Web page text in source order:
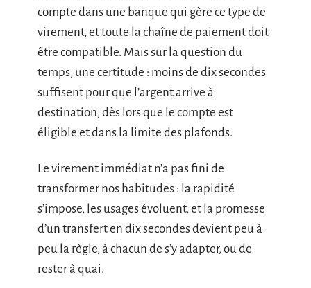
compte dans une banque qui gère ce type de
virement, et toute la chaîne de paiement doit
être compatible. Mais sur la question du
temps, une certitude : moins de dix secondes
suffisent pour que l’argent arrive à
destination, dès lors que le compte est
éligible et dans la limite des plafonds.
Le virement immédiat n’a pas fini de
transformer nos habitudes : la rapidité
s’impose, les usages évoluent, et la promesse
d’un transfert en dix secondes devient peu à
peu la règle, à chacun de s’y adapter, ou de
rester à quai.